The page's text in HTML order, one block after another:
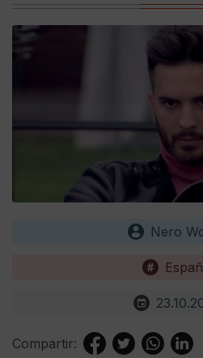
Nero
Compartir: